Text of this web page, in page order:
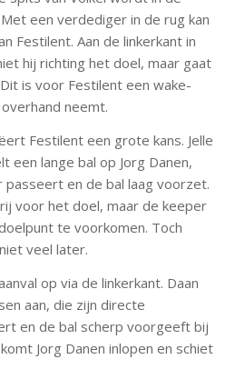
een verdediger in de rug kan
Festilent. Aan de linkerkant in
hij richting het doel, maar gaat
is voor Festilent een wake-
neemt.
Festilent een grote kans. Jelle
een lange bal op Jorg Danen,
en de bal laag voorzet.
voor het doel, maar de keeper
te voorkomen. Toch
veel later.
op via de linkerkant. Daan
aan, die zijn directe
en de bal scherp voorgeeft bij
Jorg Danen inlopen en schiet